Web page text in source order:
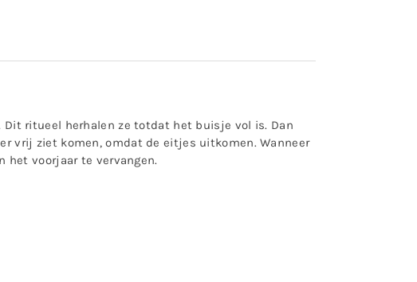
ritueel herhalen ze totdat het buisje vol is. Dan
vrij ziet komen, omdat de eitjes uitkomen. Wanneer
het voorjaar te vervangen.